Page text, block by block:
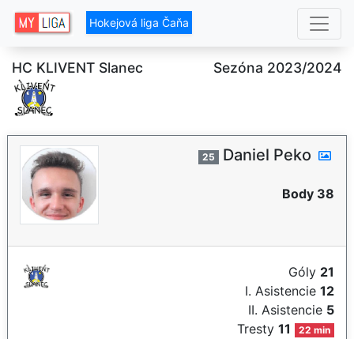
Hokejová liga Čaňa
HC KLIVENT Slanec Sezóna 2023/2024
25 Daniel Peko
Body 38
Góly 21
I. Asistencie 12
II. Asistencie 5
Tresty11 22 min